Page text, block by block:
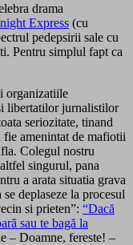
drama
Express (cu
pedepsirii sale cu
Pentru simplul fapt ca
organizatiile
libertatilor jurnalistilor
seriozitate, tinand
fie amenintat de mafiotii
Colegul nostru
singurul, pana
a arata situatia grava
deplaseze la procesul
si prieten”: “Dacă
sau te bagă la
– Doamne, fereste! –